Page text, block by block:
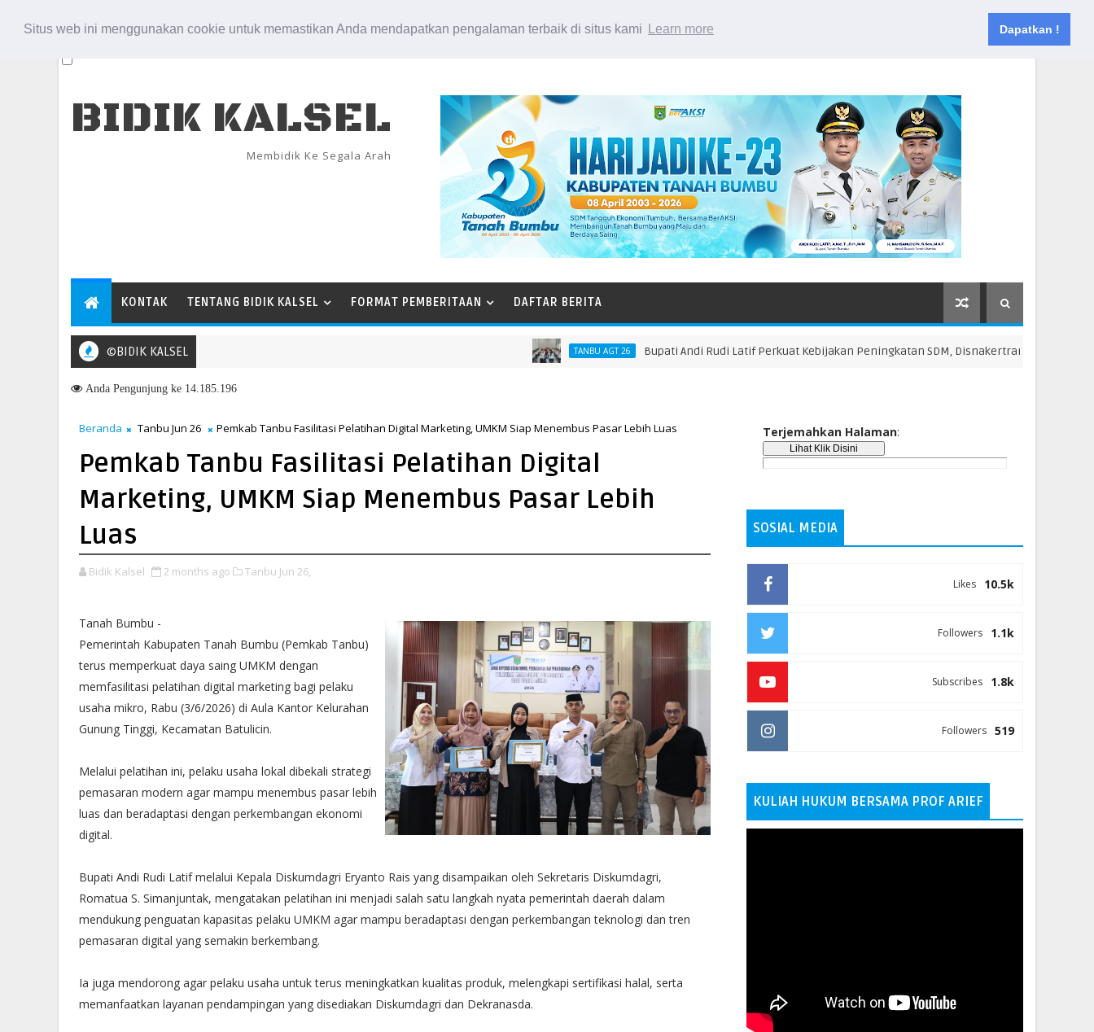
Situs web ini menggunakan cookie untuk memastikan Anda mendapatkan pengalaman terbaik di situs kami Learn more Dapatkan !
Kontak
BIDIK KALSEL
Membidik Ke Segala Arah
KONTAK TENTANG BIDIK KALSEL FORMAT PEMBERITAAN DAFTAR BERITA
©BIDIK KALSEL TANBU AGT 26 Bupati Andi Rudi Latif Perkuat Kebijakan Peningkatan SDM, Disnakertrans Gelar Pelatihan
Anda Pengunjung ke 14.185.196
Beranda Tanbu Jun 26 Pemkab Tanbu Fasilitasi Pelatihan Digital Marketing, UMKM Siap Menembus Pasar Lebih Luas
Pemkab Tanbu Fasilitasi Pelatihan Digital
Marketing, UMKM Siap Menembus Pasar Lebih
Luas
Bidik Kalsel 2 months ago Tanbu Jun 26,
Tanah Bumbu -
Pemerintah Kabupaten Tanah Bumbu (Pemkab Tanbu)
terus memperkuat daya saing UMKM dengan
memfasilitasi pelatihan digital marketing bagi pelaku
usaha mikro, Rabu (3/6/2026) di Aula Kantor Kelurahan
Gunung Tinggi, Kecamatan Batulicin.
Melalui pelatihan ini, pelaku usaha lokal dibekali strategi
pemasaran modern agar mampu menembus pasar lebih
luas dan beradaptasi dengan perkembangan ekonomi
digital.
Bupati Andi Rudi Latif melalui Kepala Diskumdagri Eryanto Rais yang disampaikan oleh Sekretaris Diskumdagri,
Romatua S. Simanjuntak, mengatakan pelatihan ini menjadi salah satu langkah nyata pemerintah daerah dalam
mendukung penguatan kapasitas pelaku UMKM agar mampu beradaptasi dengan perkembangan teknologi dan tren
pemasaran digital yang semakin berkembang.
Ia juga mendorong agar pelaku usaha untuk terus meningkatkan kualitas produk, melengkapi sertifikasi halal, serta
memanfaatkan layanan pendampingan yang disediakan Diskumdagri dan Dekranasda.
Terjemahkan Halaman:
SOSIAL MEDIA
10.5k
Likes
1.1k
Followers
1.8k
Subscribes
519
Followers
KULIAH HUKUM BERSAMA PROF ARIEF